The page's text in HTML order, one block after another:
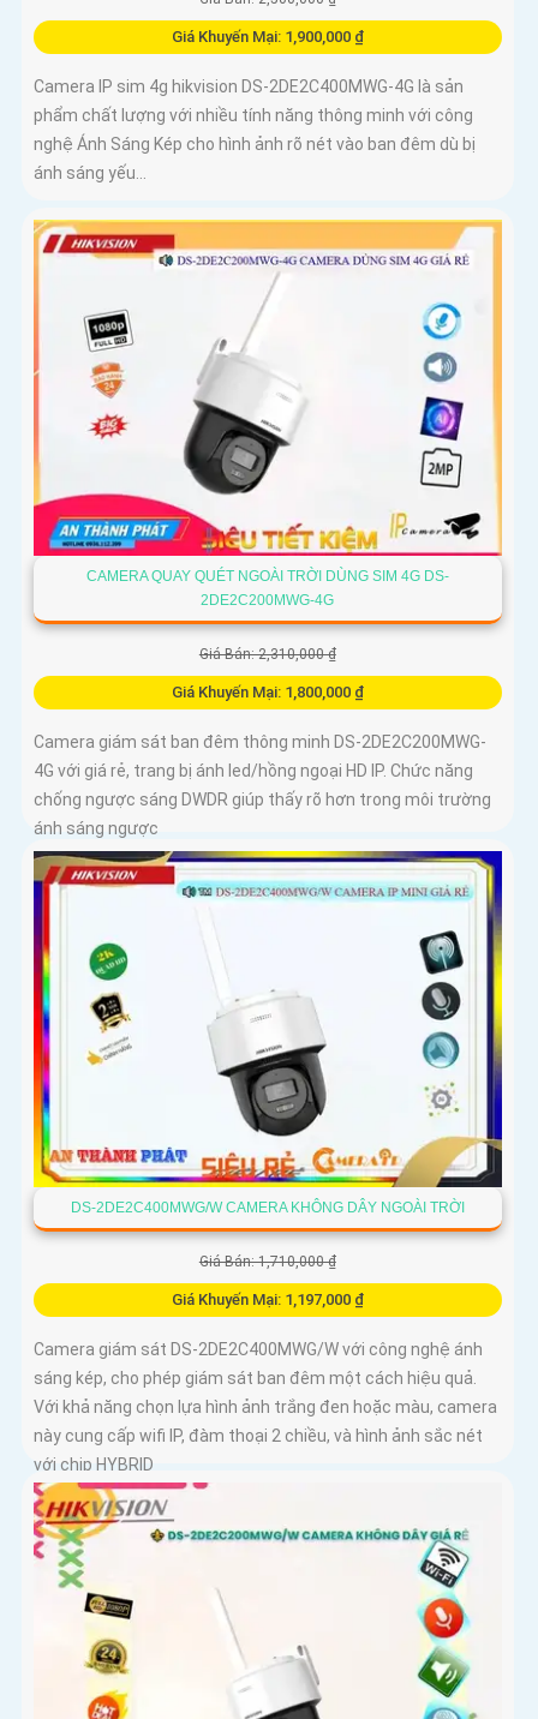
Giá Khuyến Mại: 1,900,000 ₫
Camera IP sim 4g hikvision DS-2DE2C400MWG-4G là sản
phẩm chất lượng với nhiều tính năng thông minh với công
nghệ Ánh Sáng Kép cho hình ảnh rõ nét vào ban đêm dù bị
ánh sáng yếu...
CAMERA QUAY QUÉT NGOÀI TRỜI DÙNG SIM 4G DS-
2DE2C200MWG-4G
Giá Bán: 2,310,000 ₫
Giá Khuyến Mại: 1,800,000 ₫
Camera giám sát ban đêm thông minh DS-2DE2C200MWG-
4G với giá rẻ, trang bị ánh led/hồng ngoại HD IP. Chức năng
chống ngược sáng DWDR giúp thấy rõ hơn trong môi trường
ánh sáng ngược
DS-2DE2C400MWG/W CAMERA KHÔNG DÂY NGOÀI TRỜI
Giá Bán: 1,710,000 ₫
Giá Khuyến Mại: 1,197,000 ₫
Camera giám sát DS-2DE2C400MWG/W với công nghệ ánh
sáng kép, cho phép giám sát ban đêm một cách hiệu quả.
Với khả năng chọn lựa hình ảnh trắng đen hoặc màu, camera
này cung cấp wifi IP, đàm thoại 2 chiều, và hình ảnh sắc nét
với chip HYBRID